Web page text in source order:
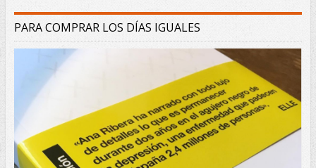
PARA COMPRAR LOS DÍAS IGUALES